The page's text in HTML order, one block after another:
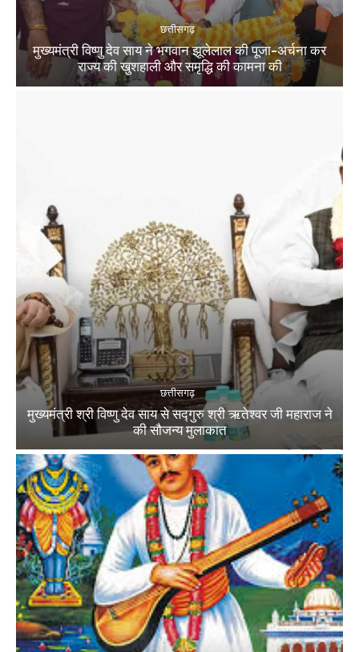
छत्तीसगढ़
मुख्यमंत्री विष्णु देव साय ने भगवान झूलेलाल की पूजा-अर्चना कर
राज्य की खुशहाली और समृद्धि की कामना की
छत्तीसगढ़
मुख्यमंत्री श्री विष्णु देव साय से सद्गुरु श्री ऋतेश्वर जी महाराज ने
की सौजन्य मुलाकात